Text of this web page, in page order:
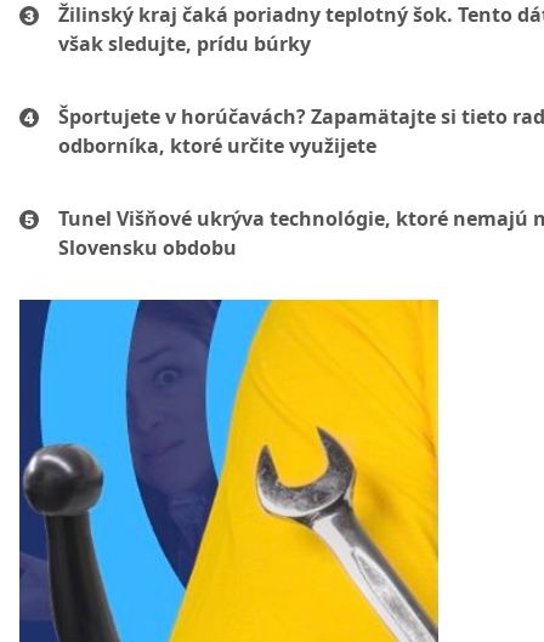
Žilinský kraj čaká poriadny teplotný šok. Tento
však sledujte, prídu búrky
Športujete v horúčavách? Zapamätajte si tieto
odborníka, ktoré určite využijete
Tunel Višňové ukrýva technológie, ktoré nemajú
Slovensku obdobu